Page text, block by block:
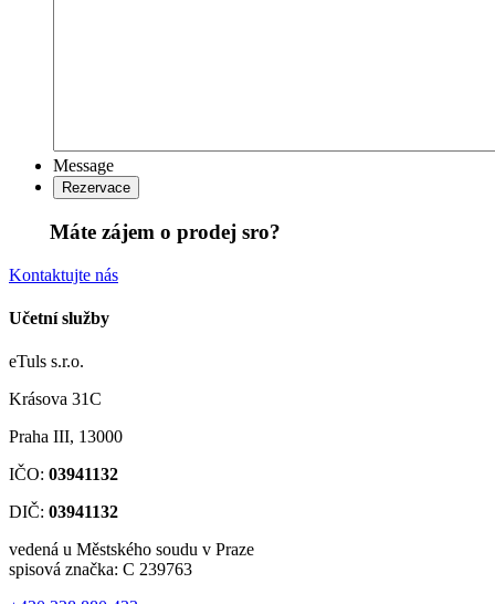
Message
Máte zájem o prodej sro?
Kontaktujte nás
Učetní služby
eTuls s.r.o.
Krásova 31C
Praha III, 13000
IČO: 03941132
DIČ: 03941132
vedená u Městského soudu v Praze
spisová značka: C 239763